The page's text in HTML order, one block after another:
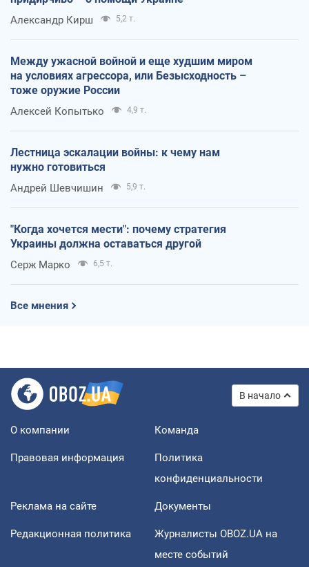
Александр Кирш 5,2 т.
Между ужасной войной и еще худшим миром
на условиях агрессора, или Безысходность –
тоже оружие России
Алексей Копытько 4,9 т.
Лестница эскалации войны: к чему нам
нужно готовиться
Андрей Шевчишин 5,9 т.
"Когда хочется мести": почему стратегия
Украины должна оставаться другой
Серж Марко 6,5 т.
Все мнения
В начало
О компании Команда
Правовая информация
Политика
конфиденциальности
Реклама на сайте Документы
Редакционная политика
Журналисты OBOZ.UA на
месте событий